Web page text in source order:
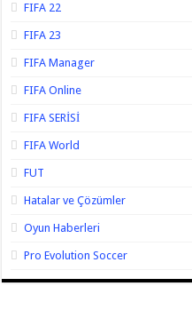
FIFA 22
FIFA 23
FIFA Manager
FIFA Online
FIFA SERİSİ
FIFA World
FUT
Hatalar ve Çözümler
Oyun Haberleri
Pro Evolution Soccer